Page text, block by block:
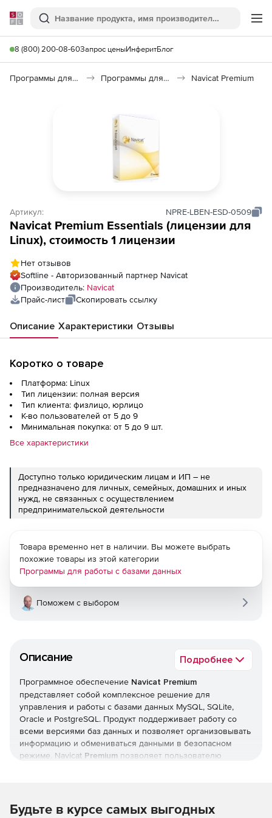
Softline
Поиск
8 (800) 200-08-60Запрос ценыИнферитБлог
Программы для программирования Программы для работы с базами данных Navicat Premium
Артикул: NPRE-LBEN-ESD-0509
Navicat Premium Essentials (лицензии для
Linux), стоимость 1 лицензии
Нет отзывов
Softline - Авторизованный партнер Navicat
Производитель: Navicat
Прайс-лист
Скопировать ссылку
Описание Характеристики Отзывы
Коротко о товаре
Платформа: Linux
Тип лицензии: полная версия
Тип клиента: физлицо, юрлицо
К-во пользователей от 5 до 9
Минимальная покупка: от 5 до 9 шт.
Все характеристики
Доступно только юридическим лицам и ИП – не
предназначено для личных, семейных, домашних и иных
нужд, не связанных с осуществлением
предпринимательской деятельности
Описание Подробнее
Программное обеспечение Navicat Premium
представляет собой комплексное решение для
управления и работы с базами данных MySQL, SQLite,
Oracle и PostgreSQL. Продукт поддерживает работу со
всеми версиями баз данных и позволяет организовывать
информацию и обмениваться данными в безопасном
режиме. Navicat Premium позволяет пользователю
Товара временно нет в наличии. Вы можете выбрать
похожие товары из этой категории
Программы для работы с базами данных
Поможем с выбором
Будьте в курсе самых выгодных